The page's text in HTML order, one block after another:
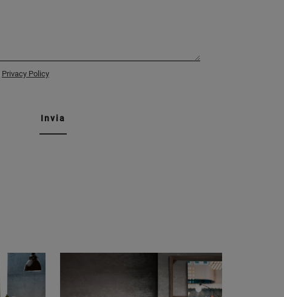
Privacy Policy
Invia